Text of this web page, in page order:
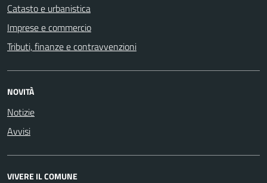
Catasto e urbanistica
Imprese e commercio
Tributi, finanze e contravvenzioni
NOVITÀ
Notizie
Avvisi
VIVERE IL COMUNE